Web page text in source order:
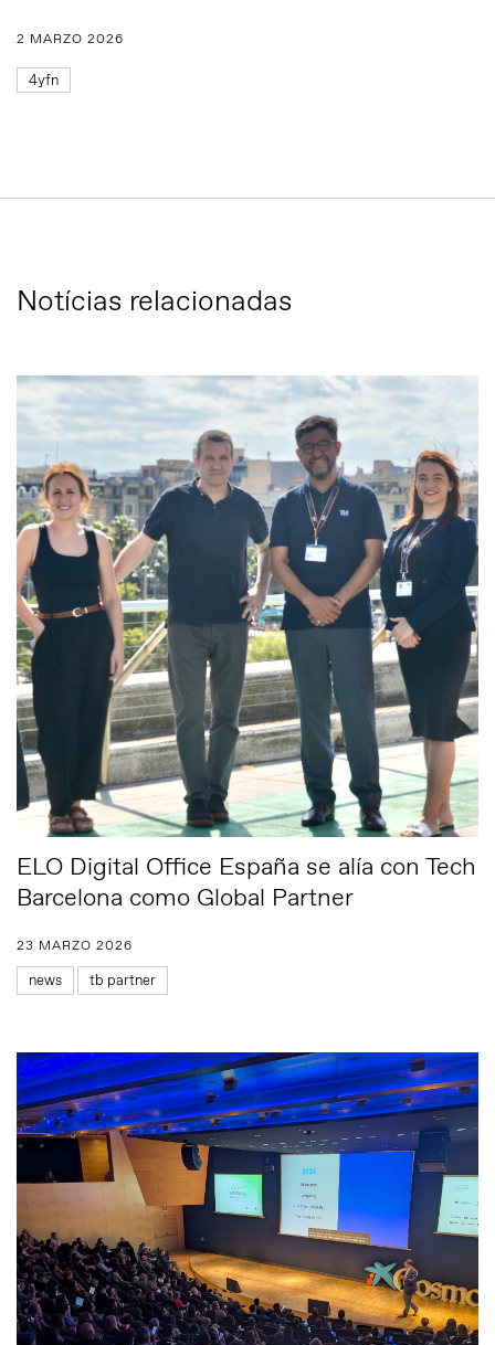
2 MARZO 2026
4yfn
Notícias relacionadas
ELO Digital Office España se alía con Tech
Barcelona como Global Partner
23 MARZO 2026
news tb partner